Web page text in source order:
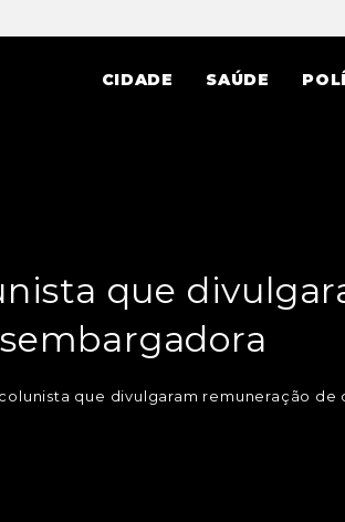
CIDADE SAÚDE
que
que divulgaram remuneração de